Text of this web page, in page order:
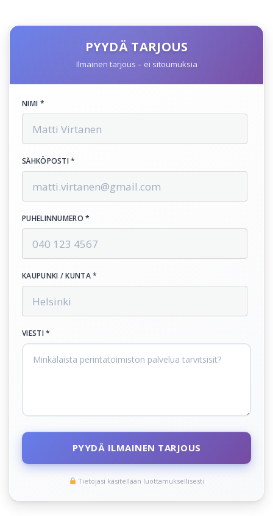
PYYDÄ TARJOUS
Ilmainen tarjous – ei sitoumuksia
NIMI *
SÄHKÖPOSTI *
PUHELINNUMERO *
KAUPUNKI / KUNTA *
VIESTI *
PYYDÄ ILMAINEN TARJOUS
Tietojasi käsitellään luottamuksellisesti